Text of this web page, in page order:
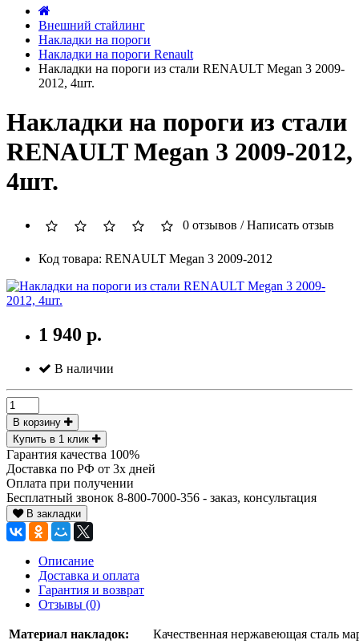
Внешний стайлинг
Накладки на пороги
Накладки на пороги Renault
Накладки на пороги из стали RENAULT Megan 3 2009-
2012, 4шт.
Накладки на пороги из стали
RENAULT Megan 3 2009-2012,
4шт.
0 отзывов /Написать отзыв
Код товара: RENAULT Megan 3 2009-2012
1 940 р.
В наличии
В корзину
Купить в 1 клик
Гарантия качества 100%
Доставка по РФ от 3х дней
Оплата при получении
Бесплатный звонок 8-800-7000-356 - заказ, консультация
В закладки
Описание
Доставка и оплата
Гарантия и возврат
Отзывы (0)
Материал накладок:
Качественная нержавеющая сталь